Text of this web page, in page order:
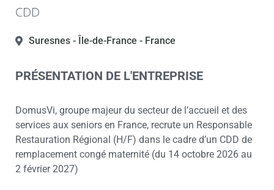
CDD
Suresnes - Île-de-France - France
PRÉSENTATION DE L'ENTREPRISE
DomusVi, groupe majeur du secteur de l’accueil et des
services aux seniors en France, recrute un Responsable
Restauration Régional (H/F) dans le cadre d’un CDD de
remplacement congé maternité (du 14 octobre 2026 au
2 février 2027)